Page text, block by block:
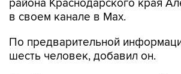
района Краснодарского края
в своем канале в Max.
По предварительной
шесть человек, добавил он.